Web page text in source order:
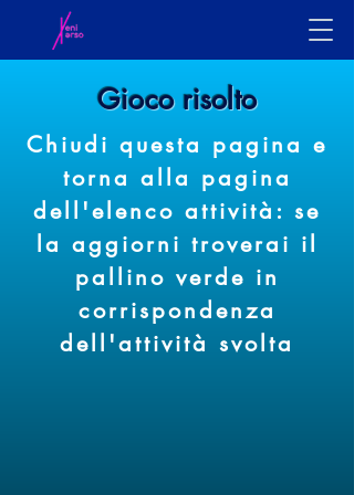
Gioco risolto
Chiudi questa pagina e
torna alla pagina
dell'elenco attività: se
la aggiorni troverai il
pallino verde in
corrispondenza
dell'attività svolta